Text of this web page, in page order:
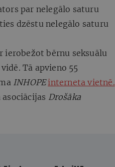
par nelegālo saturu
dzēstu nelegālo saturu
bērnu seksuālu
Tā apvieno 55
INHOPEinterneta vietnē.
Drošāka